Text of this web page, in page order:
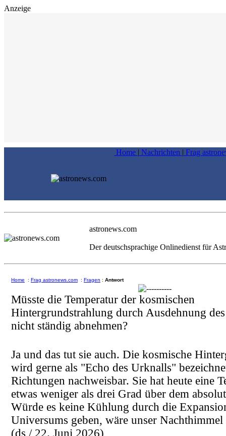
Anzeige
Home | Nachrichten | Frag
astronews.com
Der deutschsprachige Onlinedienst für
Home : Frag astronews.com : Fragen : Antwort
Müsste die Temperatur der kosmischen
Hintergrundstrahlung durch Ausdehnung
nicht ständig abnehmen?
Ja und das tut sie auch. Die kosmische
wird gerne als "Echo des Urknalls"
Richtungen nachweisbar. Sie hat heute eine
etwas weniger als drei Grad über dem
Würde es keine Kühlung durch die
Universums geben, wäre unser
(ds / 22. Juni 2026)